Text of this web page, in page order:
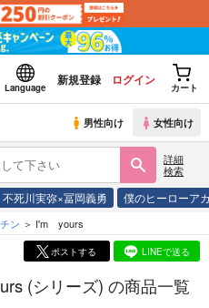
Language
新規登録 ログイン
カート
男性向け 女性向け
詳細
検索
不死川実弥×冨岡義勇 僕のヒーローア
ン I'm yours
ポストする LINEで送る
(シリーズ) の商品一覧